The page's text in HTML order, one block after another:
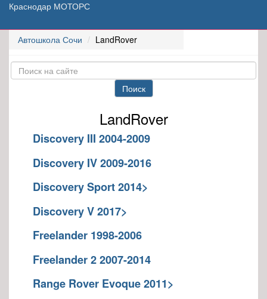
Краснодар МОТОРС
Автошкола Сочи LandRover
Поиск
LandRover
Discovery III 2004-2009
Discovery IV 2009-2016
Discovery Sport 2014>
Discovery V 2017>
Freelander 1998-2006
Freelander 2 2007-2014
Range Rover Evoque 2011>